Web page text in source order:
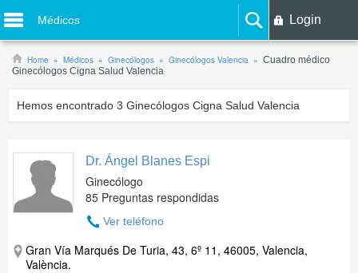
Médicos Login
Home Médicos Ginecólogos Ginecólogos Valencia
Cuadro médico
Ginecólogos Cigna Salud Valencia
Hemos encontrado 3 Ginecólogos Cigna Salud Valencia
Dr. Ángel Blanes Espi
Ginecólogo
85 Preguntas respondidas
Ver teléfono
Gran Vía Marqués De Turia, 43, 6º 11, 46005, Valencia,
València.